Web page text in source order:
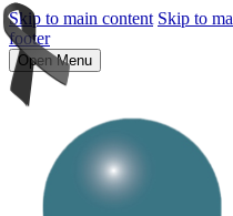
Skip to main content Skip to
footer
Open Menu